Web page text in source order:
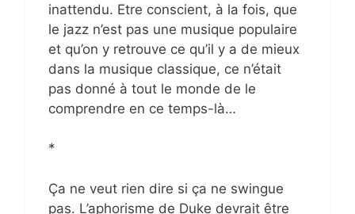
inattendu. Etre conscient, à la fois, que
le jazz n’est pas une musique populaire
et qu’on y retrouve ce qu’il y a de mieux
dans la musique classique, ce n’était
pas donné à tout le monde de le
comprendre en ce temps-là…
*
Ça ne veut rien dire si ça ne swingue
pas. L’aphorisme de Duke devrait être